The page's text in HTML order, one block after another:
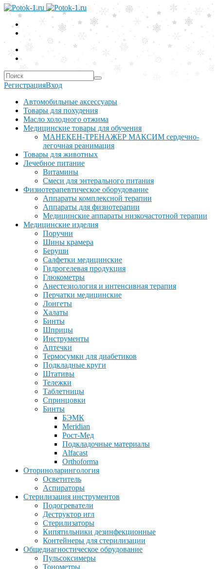
РегистрацияВход
Автомобильные аксессуары
Товары для похудения
Масло холодного отжима
Медицинские товары для обучения
МАНЕКЕН-ТРЕНАЖЕР МАКСИМ сердечно-
легочная реанимация
Товары для животных
Лечебное питание
Витамины
Смеси для энтерального питания
Физиотерапевтическое оборудование
Аппараты комплексной терапии
Аппараты для физиотерапии
Медицинские аппараты низкочастотной терапии
Медицинские изделия
Поручни
Шины крамера
Беруши
Салфетки медицинские
Гидрогелевая продукция
Глюкометры
Анестезиология и интенсивная терапия
Перчатки медицинские
Лонгеты
Халаты
Бинты
Шприцы
Инструменты
Аптечки
Термосумки для диабетиков
Подкладные круги
Штативы
Тележки
Таблетницы
Спринцовки
Бинты
БЭМК
Meridian
Рост-Мед
Подкладочные материалы
Alfacast
Orthoforma
Оториноларингология
Осветитель
Аспираторы
Стерилизация инструментов
Подогреватели
Деструктор игл
Стерилизаторы
Кипятильники дезинфекционные
Контейнеры для стерилизации
Общедиагностическое обрудование
Пульсоксимеры
Тонометры